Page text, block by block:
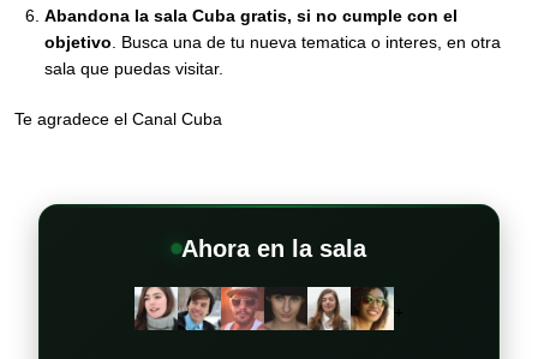
Abandona la sala Cuba gratis, si no cumple con el
objetivo . Busca una de tu nueva tematica o interes, en otra
sala que puedas visitar.
Te agradece el Canal Cuba
Ahora en la sala